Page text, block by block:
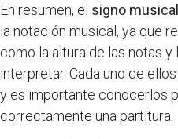
En resumen, el signo musical
la notación musical, ya que
como la altura de las notas
interpretar. Cada uno de
y es importante conocerlos
correctamente una partitura.